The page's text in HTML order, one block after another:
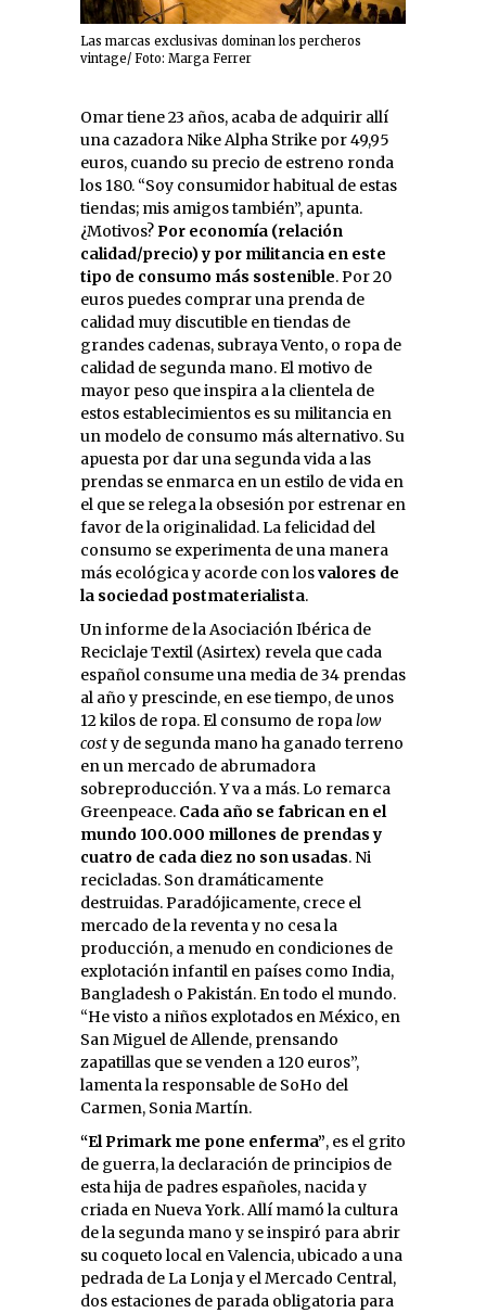
Las marcas exclusivas dominan los percheros
vintage/ Foto: Marga Ferrer
Omar tiene 23 años, acaba de adquirir allí
una cazadora Nike Alpha Strike por 49,95
euros, cuando su precio de estreno ronda
los 180. “Soy consumidor habitual de estas
tiendas; mis amigos también”, apunta.
¿Motivos?Por economía (relación
calidad/precio) y por militancia en este
tipo de consumo más sostenible. Por 20
euros puedes comprar una prenda de
calidad muy discutible en tiendas de
grandes cadenas, subraya Vento, o ropa de
calidad de segunda mano. El motivo de
mayor peso que inspira a la clientela de
estos establecimientos es su militancia en
un modelo de consumo más alternativo. Su
apuesta por dar una segunda vida a las
prendas se enmarca en un estilo de vida en
el que se relega la obsesión por estrenar en
favor de la originalidad. La felicidad del
consumo se experimenta de una manera
más ecológica y acorde con losvalores de
la sociedad postmaterialista.
Un informe de la Asociación Ibérica de
Reciclaje Textil (Asirtex) revela que cada
español consume una media de 34 prendas
al año y prescinde, en ese tiempo, de unos
12 kilos de ropa. El consumo de ropalow
costy de segunda mano ha ganado terreno
en un mercado de abrumadora
sobreproducción. Y va a más. Lo remarca
Greenpeace. Cada año se fabrican en el
mundo 100.000 millones de prendas y
cuatro de cada diez no son usadas. Ni
recicladas. Son dramáticamente
destruidas. Paradójicamente, crece el
mercado de la reventa y no cesa la
producción, a menudo en condiciones de
explotación infantil en países como India,
Bangladesh o Pakistán. En todo el mundo.
“He visto a niños explotados en México, en
San Miguel de Allende, prensando
zapatillas que se venden a 120 euros”,
lamenta la responsable de SoHo del
Carmen, Sonia Martín.
“El Primark me pone enferma”, es el grito
de guerra, la declaración de principios de
esta hija de padres españoles, nacida y
criada en Nueva York. Allí mamó la cultura
de la segunda mano y se inspiró para abrir
su coqueto local en Valencia, ubicado a una
pedrada de La Lonja y el Mercado Central,
dos estaciones de parada obligatoria para